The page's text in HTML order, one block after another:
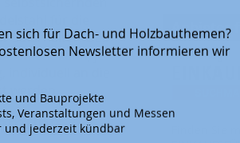
für die
Solarhalter. Das
kann, je
an die
sich für Dach- und Holzbauthemen?
Newsletter informieren wir
und Bauprojekte
Veranstaltungen und Messen
und jederzeit kündbar
Anbieter
Finden Sie